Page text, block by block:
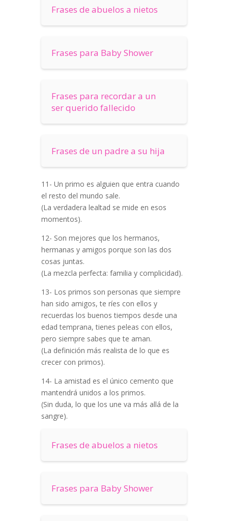
Frases de abuelos a nietos
Frases para Baby Shower
Frases para recordar a un
ser querido fallecido
Frases de un padre a su hija
11- Un primo es alguien que entra cuando
el resto del mundo sale.
(La verdadera lealtad se mide en esos
momentos).
12- Son mejores que los hermanos,
hermanas y amigos porque son las dos
cosas juntas.
(La mezcla perfecta: familia y complicidad).
13- Los primos son personas que siempre
han sido amigos, te ríes con ellos y
recuerdas los buenos tiempos desde una
edad temprana, tienes peleas con ellos,
pero siempre sabes que te aman.
(La definición más realista de lo que es
crecer con primos).
14- La amistad es el único cemento que
mantendrá unidos a los primos.
(Sin duda, lo que los une va más allá de la
sangre).
Frases de abuelos a nietos
Frases para Baby Shower